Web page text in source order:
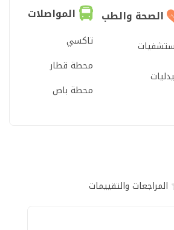
الصحة والطب المواصلات
تاكسي
محطة قطار
محطة باص
المراجعات والتقييمات